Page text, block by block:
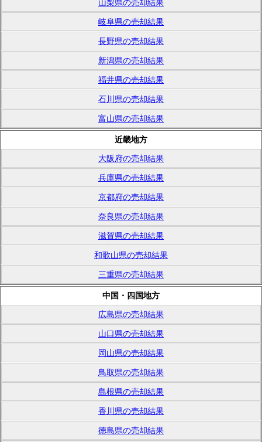
山梨県の売却結果
岐阜県の売却結果
長野県の売却結果
新潟県の売却結果
福井県の売却結果
石川県の売却結果
富山県の売却結果
近畿地方
大阪府の売却結果
兵庫県の売却結果
京都府の売却結果
奈良県の売却結果
滋賀県の売却結果
和歌山県の売却結果
三重県の売却結果
中国・四国地方
広島県の売却結果
山口県の売却結果
岡山県の売却結果
鳥取県の売却結果
島根県の売却結果
香川県の売却結果
徳島県の売却結果